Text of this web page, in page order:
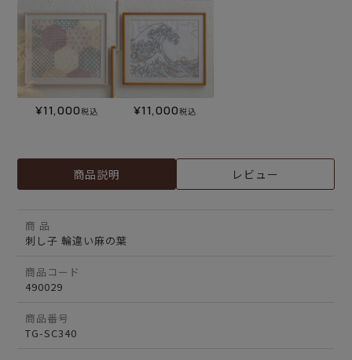
¥11,000税込 ¥11,000税込
商品説明 レビュー
商 品
刺し子 輪違い麻の葉
商品コード
490029
商品番号
TG-SC340